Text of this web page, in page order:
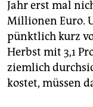
genossenschaft
epaper login
Jahr erst mal
Millionen Euro.
pünktlich kurz
Herbst mit 3,1
ziemlich
kostet, müssen